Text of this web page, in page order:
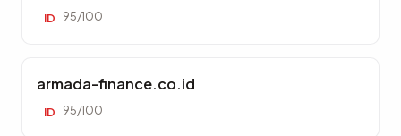
ID 95/100
armada-finance.co.id
ID 95/100